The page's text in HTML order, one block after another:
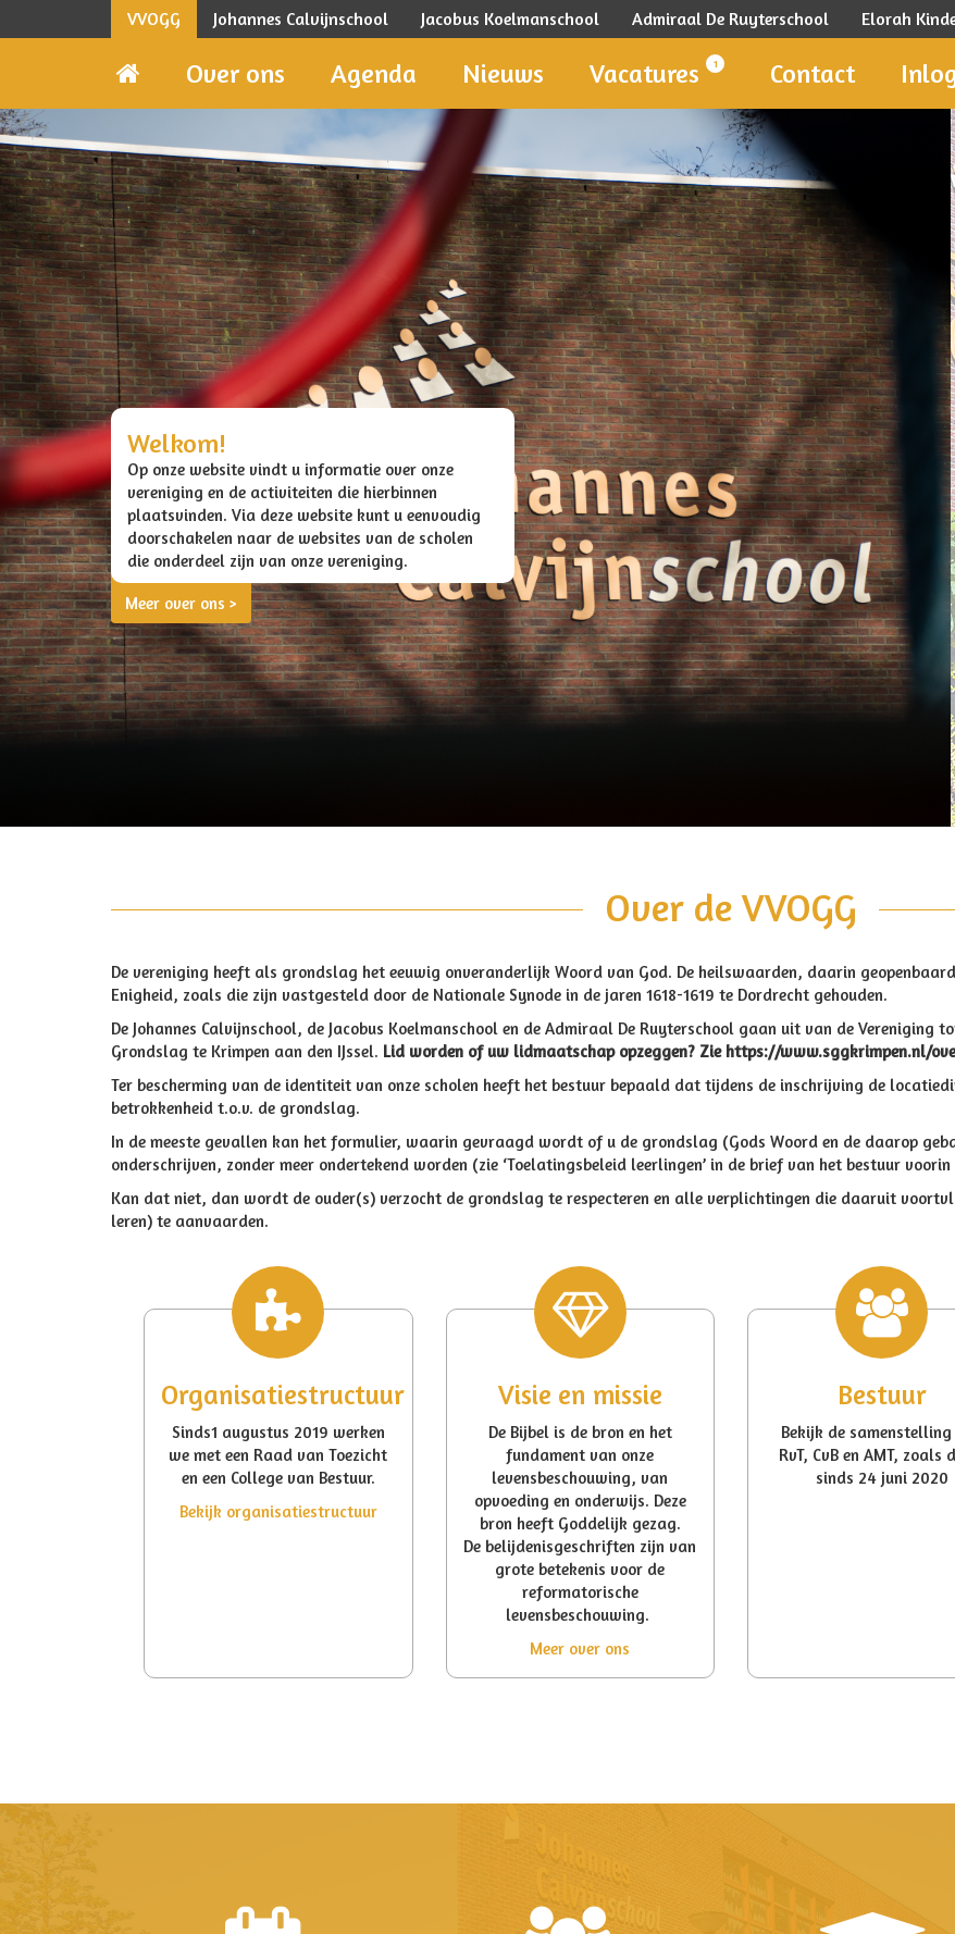
VVOGG Johannes Calvijnschool Jacobus Koelmanschool Admiraal De Ruyterschool Elorah
Over ons Agenda Nieuws Vacatures 1 Contact
Welkom!
Op onze website vindt u informatie over onze
vereniging en de activiteiten die hierbinnen
plaatsvinden. Via deze website kunt u eenvoudig
doorschakelen naar de websites van de scholen
die onderdeel zijn van onze vereniging.
Meer over ons >
Over de VVOGG
De vereniging heeft als grondslag het eeuwig onveranderlijk Woord van God. De heilswaarden, daarin
Enigheid, zoals die zijn vastgesteld door de Nationale Synode in de jaren 1618-1619 te Dordrecht gehouden.
De Johannes Calvijnschool, de Jacobus Koelmanschool en de Admiraal De Ruyterschool gaan uit van de Vereniging
Grondslag te Krimpen aan den IJssel. Lid worden of uw lidmaatschap opzeggen? Zie https://www.sggkrimpen.nl/
Ter bescherming van de identiteit van onze scholen heeft het bestuur bepaald dat tijdens de inschrijving de
betrokkenheid t.o.v. de grondslag.
In de meeste gevallen kan het formulier, waarin gevraagd wordt of u de grondslag (Gods Woord en de daarop
onderschrijven, zonder meer ondertekend worden (zie ‘Toelatingsbeleid leerlingen’ in de brief van het bestuur voorin
Kan dat niet, dan wordt de ouder(s) verzocht de grondslag te respecteren en alle verplichtingen die daaruit
leren) te aanvaarden.
Organisatiestructuur
Sinds1 augustus 2019 werken
we met een Raad van Toezicht
en een College van Bestuur.
Bekijk organisatiestructuur
Visie en missie
De Bijbel is de bron en het
fundament van onze
levensbeschouwing, van
opvoeding en onderwijs. Deze
bron heeft Goddelijk gezag.
De belijdenisgeschriften zijn van
grote betekenis voor de
reformatorische
levensbeschouwing.
Meer over ons
Bestuur
Bekijk de
RvT, CvB en AMT, zoals
sinds 24 juni 2020